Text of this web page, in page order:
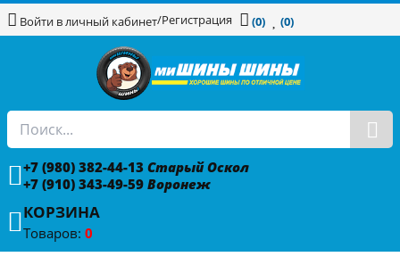
Войти в личный кабинет/Регистрация (0) (0)
+7 (980) 382-44-13 Старый Оскол
+7 (910) 343-49-59 Воронеж
КОРЗИНА
Товаров: 0